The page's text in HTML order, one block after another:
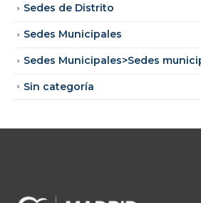
Sedes de Distrito
Sedes Municipales
Sedes Municipales>Sedes
Sin categoría